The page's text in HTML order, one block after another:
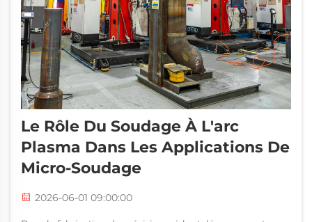
Le Rôle Du Soudage À L'arc
Plasma Dans Les Applications De
Micro-Soudage
2026-06-01 09:00:00